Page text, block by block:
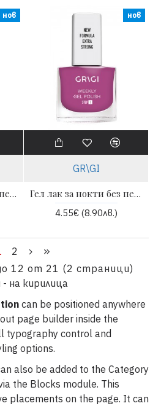
на кирилица
can be positioned anywhere
page builder inside the
typography control and
options.
also be added to the Category
the Blocks module. This
placements on the page. It can
нов
Гел лак за нокти без печене Weekly 12 ml - 656 | GRIGI
нов
GR\GI
Гел лак за нокти без печене Weekly 12 ml - 657 | GRIGI
4.55€ (8.90лв.)
2
12 от 21 (2 страници)